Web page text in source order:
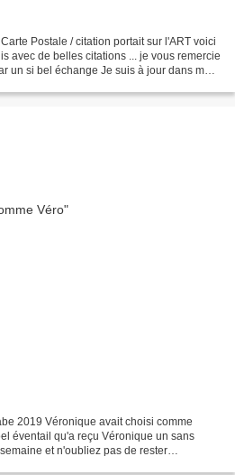
Postale / citation portait sur l'ART voici
avec de belles citations ... je vous remercie
un si bel échange Je suis à jour dans mes
2019 Véronique avait choisi comme
éventail qu'a reçu Véronique un sans
et n'oubliez pas de rester